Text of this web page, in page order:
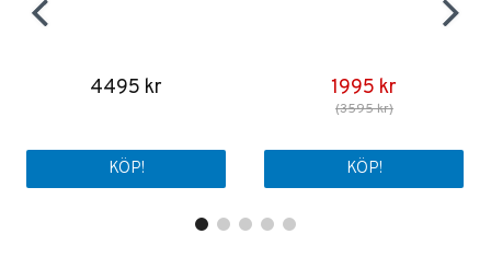
4495 kr
KÖP!
1995 kr
(3595 kr)
KÖP!